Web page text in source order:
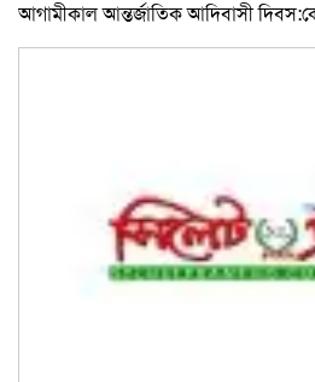
আগামীকাল আন্তর্জাতিক আদিবাসী